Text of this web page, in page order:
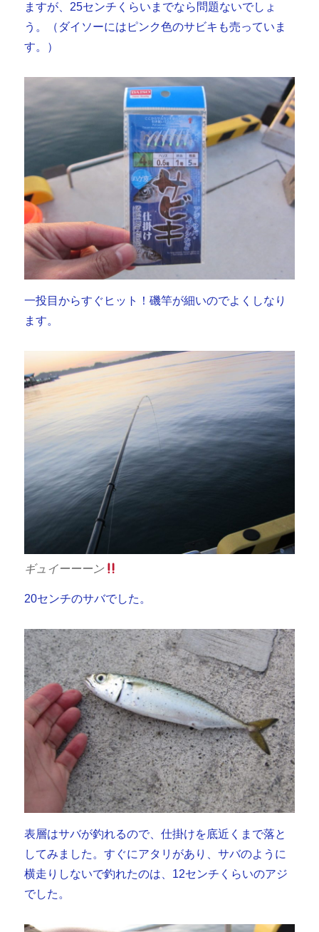
ますが、25センチくらいまでなら問題ないでしょ
う。（ダイソーにはピンク色のサビキも売っていま
す。）
一投目からすぐヒット！磯竿が細いのでよくしなり
ます。
ギュイーーーン
20センチのサバでした。
表層はサバが釣れるので、仕掛けを底近くまで落と
してみました。すぐにアタリがあり、サバのように
横走りしないで釣れたのは、12センチくらいのアジ
でした。